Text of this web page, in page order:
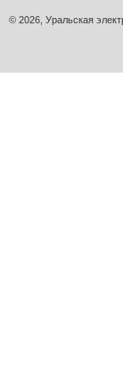
© 2026, Уральская